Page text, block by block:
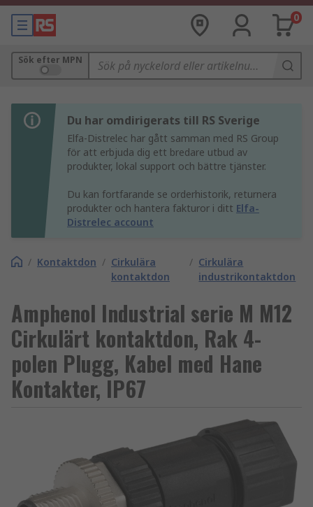
0
Sök efter MPN
Du har omdirigerats till RS Sverige
Elfa-Distrelec har gått samman med RS Group
för att erbjuda dig ett bredare utbud av
produkter, lokal support och bättre tjänster.
Du kan fortfarande se orderhistorik, returnera
produkter och hantera fakturor i ditt Elfa-
Distrelec account
/ Kontaktdon / Cirkulära
kontaktdon
/ Cirkulära
industrikontaktdon
Amphenol Industrial serie M M12
Cirkulärt kontaktdon, Rak 4-
polen Plugg, Kabel med Hane
Kontakter, IP67